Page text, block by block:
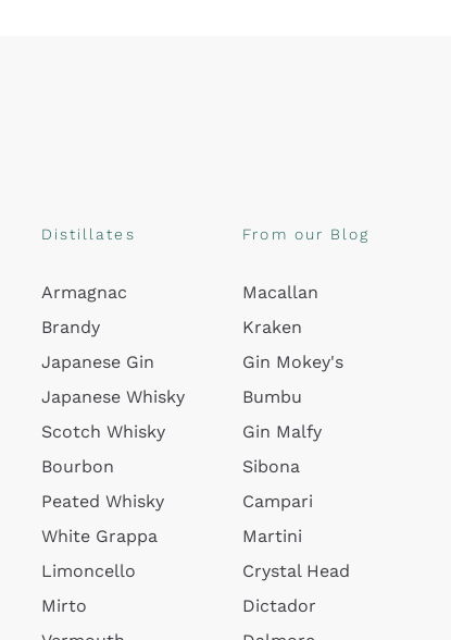
Distillates
Armagnac
Brandy
Japanese Gin
Japanese Whisky
Scotch Whisky
Bourbon
Peated Whisky
White Grappa
Limoncello
Mirto
From our Blog
Macallan
Kraken
Gin Mokey's
Bumbu
Gin Malfy
Sibona
Campari
Martini
Crystal Head
Dictador